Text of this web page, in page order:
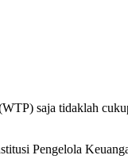
saja tidaklah
Pengelola